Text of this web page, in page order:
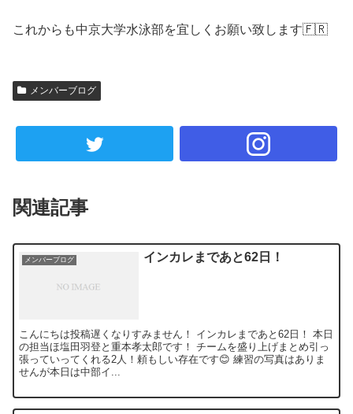
これからも中京大学水泳部を宜しくお願い致します🇫🇷
メンバーブログ
関連記事
メンバーブログ インカレまであと62日！
こんにちは投稿遅くなりすみません！ インカレまであと62日！ 本日
の担当ほ塩田羽登と重本孝太郎です！ チームを盛り上げまとめ引っ
張っていってくれる2人！頼もしい存在です😊 練習の写真はありま
せんが本日は中部イ...